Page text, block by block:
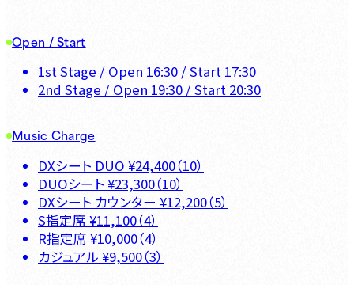
Open / Start
1st Stage / Open 16:30 / Start 17:30
2nd Stage / Open 19:30 / Start 20:30
Music Charge
DXシート DUO ¥24,400（10）
DUOシート ¥23,300（10）
DXシート カウンター ¥12,200（5）
S指定席 ¥11,100（4）
R指定席 ¥10,000（4）
カジュアル ¥9,500（3）